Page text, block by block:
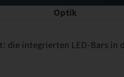
Optik
die integrierten LED-Bars in